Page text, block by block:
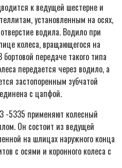
к ведущей шестерне и
установленным на осях,
водила. Водило при
колеса, вращающегося на
передаче такого типа
передается через водило, а
застопоренным зубчатой
с цапфой.
-5335 применяют колесный
Он состоит из ведущей
на шлицах наружного конца
с осями и коронного колеса с